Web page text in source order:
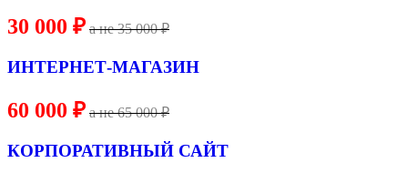
30 000 ₽ a не 35 000 ₽
ИНТЕРНЕТ-МАГАЗИН
60 000 ₽ a не 65 000 ₽
КОРПОРАТИВНЫЙ САЙТ